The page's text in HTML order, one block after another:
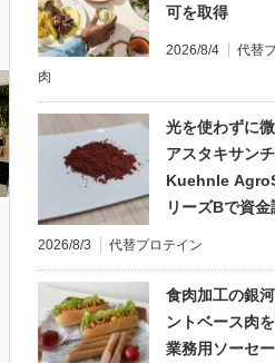
可を取得
2026/8/4 代替
肉
光を使わずに
アスタキサン
Kuehnle
リーズBで資金
2026/8/3 代替プロテイン
食肉加工の銀
ントベース肉
業務用ソーセ